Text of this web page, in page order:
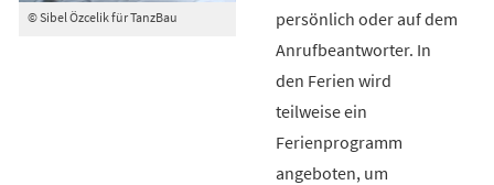
© Sibel Özcelik für TanzBau
persönlich oder auf dem
Anrufbeantworter. In
den Ferien wird
teilweise ein
Ferienprogramm
angeboten, um